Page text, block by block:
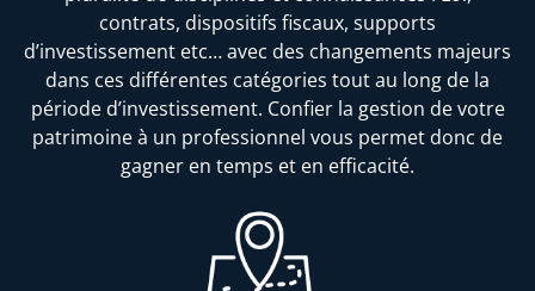
contrats, dispositifs fiscaux, supports
d’investissement etc… avec des changements majeurs
dans ces différentes catégories tout au long de la
période d’investissement. Confier la gestion de votre
patrimoine à un professionnel vous permet donc de
gagner en temps et en efficacité.